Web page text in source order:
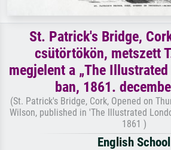
St. Patrick's Bridge,
csütörtökön, metszett
megjelent a „The
ban, 1861.
(St. Patrick's Bridge, Cork, Opened on
Wilson, published in 'The Illustrated
1861 )
English School